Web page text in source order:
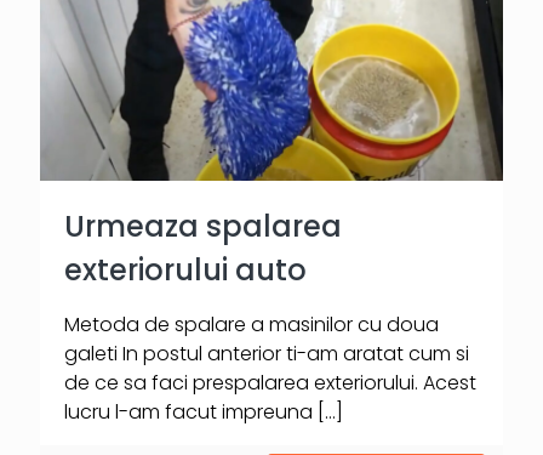
Urmeaza spalarea
exteriorului auto
Metoda de spalare a masinilor cu doua
galeti In postul anterior ti-am aratat cum si
de ce sa faci prespalarea exteriorului. Acest
lucru l-am facut impreuna […]